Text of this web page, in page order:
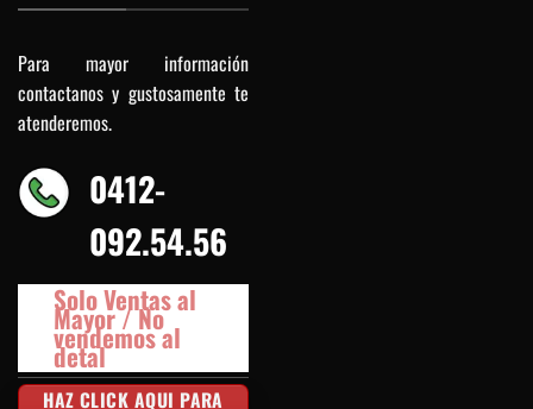
Para mayor información
contactanos y gustosamente te
atenderemos.
0412-
092.54.56
Solo Ventas al
Mayor / No
vendemos al
detal
HAZ CLICK AQUI PARA